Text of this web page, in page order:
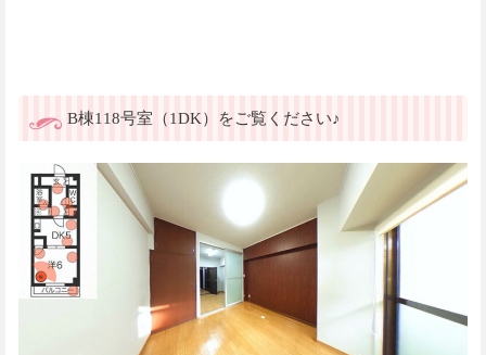
B棟118号室（1DK）をご覧ください♪